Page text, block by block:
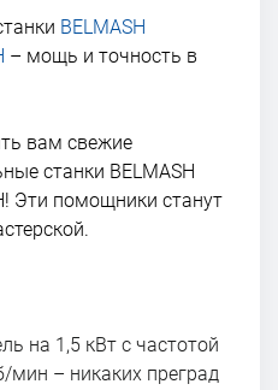
BELMASH
– мощь и точность в
вам свежие
станки BELMASH
Эти помощники станут
на 1,5 кВт с частотой
мин – никаких преград